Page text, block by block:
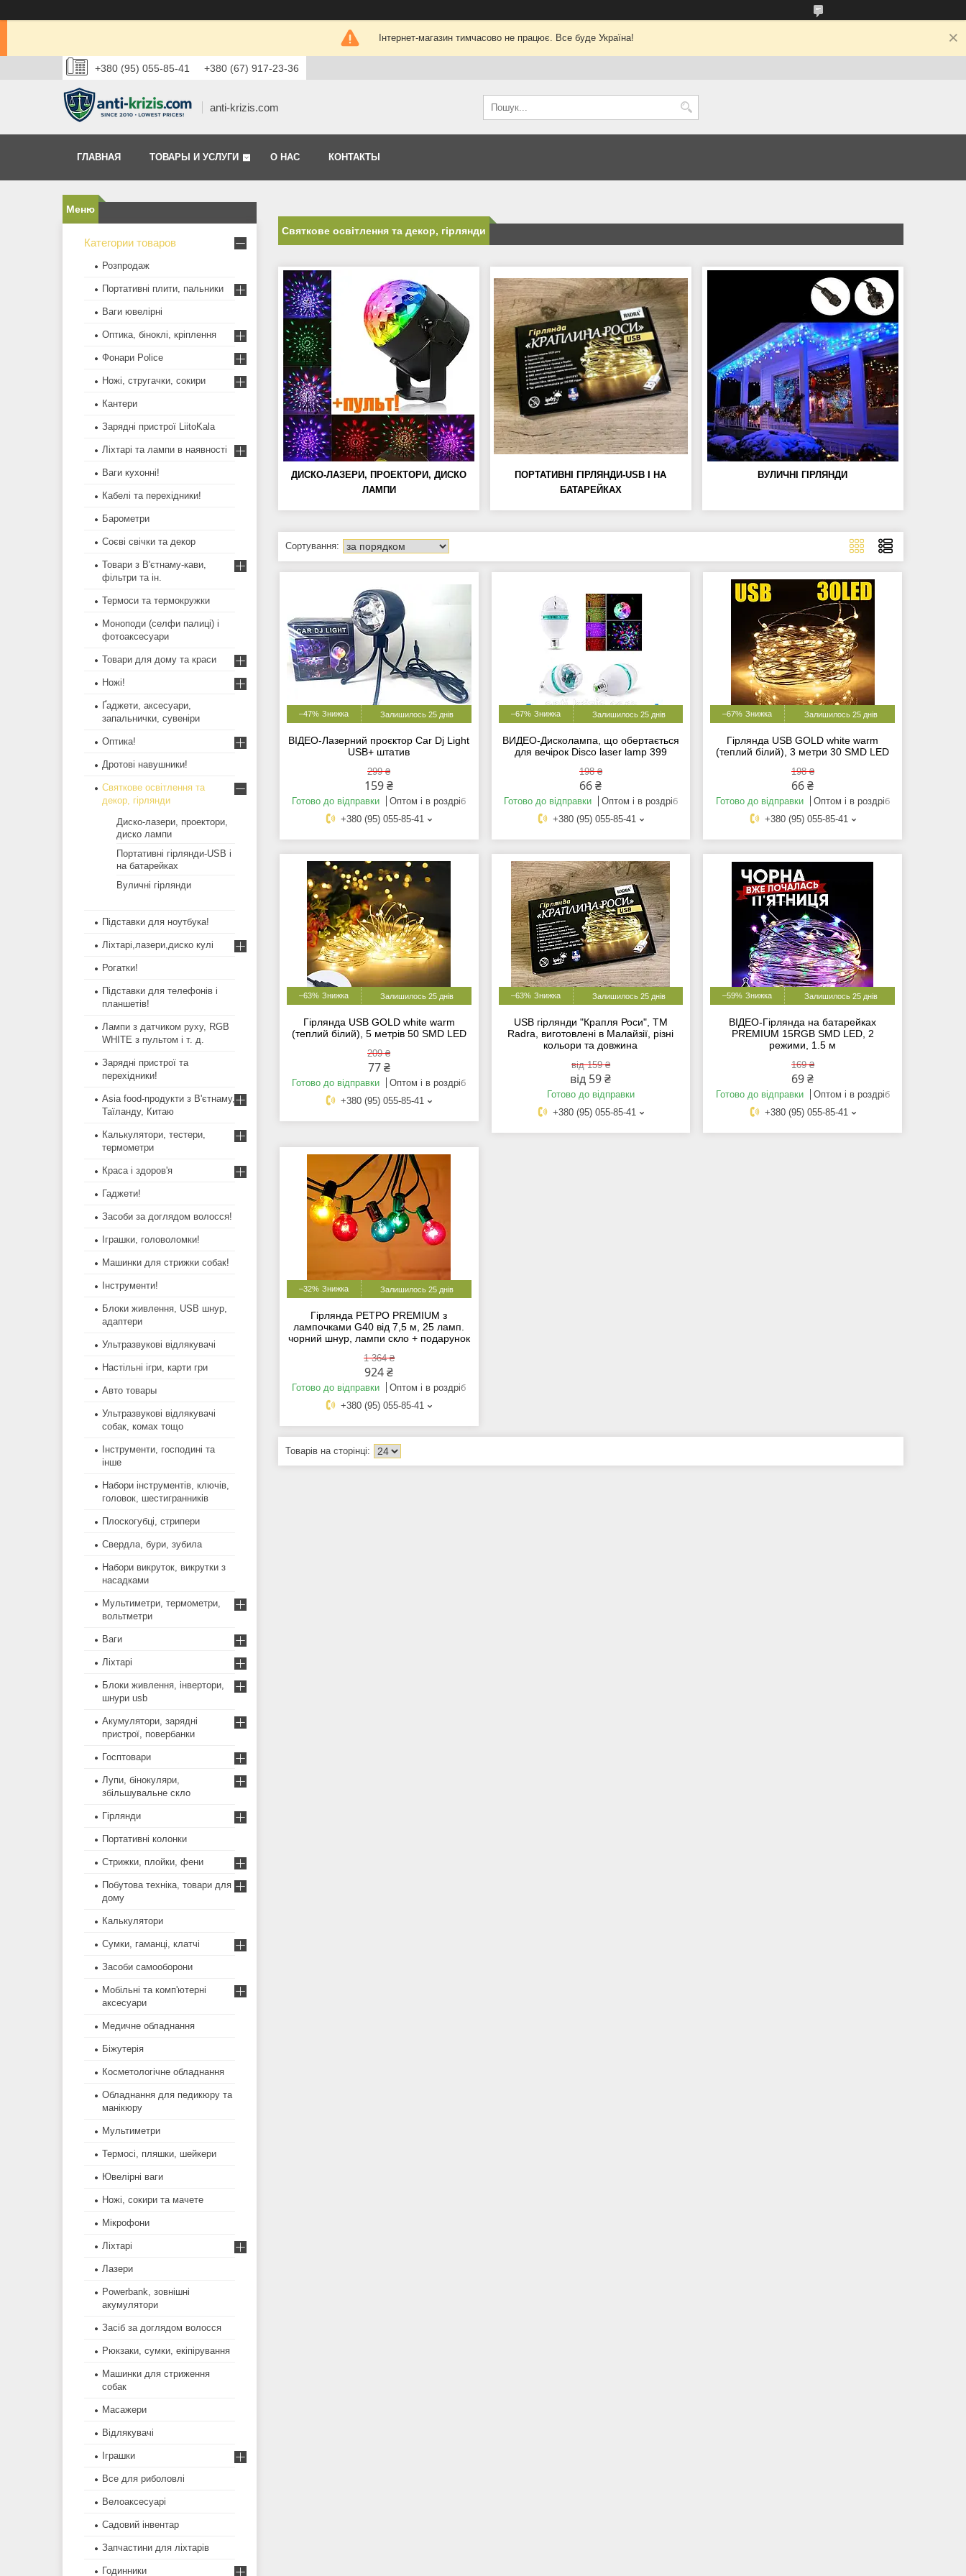
Інтернет-магазин тимчасово не працює. Все буде Україна!
+380 (95) 055-85-41 +380 (67) 917-23-36
anti-krizis.com
ГЛАВНАЯ ТОВАРЫ И УСЛУГИ О НАС КОНТАКТЫ
Святкове освітлення та декор, гірлянди
ДИСКО-ЛАЗЕРИ, ПРОЕКТОРИ, ДИСКО
ЛАМПИ
ПОРТАТИВНІ ГІРЛЯНДИ-USB І НА
БАТАРЕЙКАХ
ВУЛИЧНІ ГІРЛЯНДИ
–47% Залишилось 25 днів
ВІДЕО-Лазерний проєктор Car Dj Light
USB+ штатив
299 ₴
159 ₴
Готово до відправки
Оптом і в роздріб
+380 (95) 055-85-41
–67% Залишилось 25 днів
ВИДЕО-Дисколампа, що обертається
для вечірок Disco laser lamp 399
198 ₴
66 ₴
Готово до відправки
Оптом і в роздріб
+380 (95) 055-85-41
–67% Залишилось 25 днів
Гірлянда USB GOLD white warm
(теплий білий), 3 метри 30 SMD LED
198 ₴
66 ₴
Готово до відправки
Оптом і в роздріб
+380 (95) 055-85-41
–63% Залишилось 25 днів
Гірлянда USB GOLD white warm
(теплий білий), 5 метрів 50 SMD LED
209 ₴
77 ₴
Готово до відправки
Оптом і в роздріб
+380 (95) 055-85-41
–63% Залишилось 25 днів
USB гірлянди "Крапля Роси", ТМ
Radra, виготовлені в Малайзії, різні
кольори та довжина
від 159 ₴
від 59 ₴
Готово до відправки
+380 (95) 055-85-41
–59% Залишилось 25 днів
ВІДЕО-Гірлянда на батарейках
PREMIUM 15RGB SMD LED, 2
режими, 1.5 м
169 ₴
69 ₴
Готово до відправки
Оптом і в роздріб
+380 (95) 055-85-41
–32% Залишилось 25 днів
Гірлянда РЕТРО PREMIUM з
лампочками G40 від 7,5 м, 25 ламп.
чорний шнур, лампи скло + подарунок
1 364 ₴
924 ₴
Готово до відправки
Оптом і в роздріб
+380 (95) 055-85-41
Категории товаров
Розпродаж
Портативні плити, пальники
Ваги ювелірні
Оптика, біноклі, кріплення
Фонари Police
Ножі, стругачки, сокири
Кантери
Зарядні пристрої LiitoKala
Ліхтарі та лампи в наявності
Ваги кухонні!
Кабелі та перехідники!
Барометри
Соєві свічки та декор
Товари з В'єтнаму-кави,
фільтри та ін.
Термоси та термокружки
Моноподи (селфи палиці) і
фотоаксесуари
Товари для дому та краси
Ножі!
Ґаджети, аксесуари,
запальнички, сувеніри
Оптика!
Дротові навушники!
Святкове освітлення та
декор, гірлянди
Диско-лазери, проектори,
диско лампи
Портативні гірлянди-USB і
на батарейках
Вуличні гірлянди
Підставки для ноутбука!
Ліхтарі,лазери,диско кулі
Рогатки!
Підставки для телефонів і
планшетів!
Лампи з датчиком руху, RGB
WHITE з пультом і т. д.
Зарядні пристрої та
перехідники!
Asia food-продукти з В'єтнаму,
Таїланду, Китаю
Калькулятори, тестери,
термометри
Краса і здоров'я
Гаджети!
Засоби за доглядом волосся!
Іграшки, головоломки!
Машинки для стрижки собак!
Інструменти!
Блоки живлення, USB шнур,
адаптери
Ультразвукові відлякувачі
Настільні ігри, карти гри
Авто товары
Ультразвукові відлякувачі
собак, комах тощо
Інструменти, господині та
інше
Набори інструментів, ключів,
головок, шестигранників
Плоскогубці, стрипери
Свердла, бури, зубила
Набори викруток, викрутки з
насадками
Мультиметри, термометри,
вольтметри
Ваги
Ліхтарі
Блоки живлення, інвертори,
шнури usb
Акумулятори, зарядні
пристрої, повербанки
Госптовари
Лупи, бінокуляри,
збільшувальне скло
Гірлянди
Портативні колонки
Стрижки, плойки, фени
Побутова техніка, товари для
дому
Калькулятори
Сумки, гаманці, клатчі
Засоби самооборони
Мобільні та комп'ютерні
аксесуари
Медичне обладнання
Біжутерія
Косметологічне обладнання
Обладнання для педикюру та
манікюру
Мультиметри
Термосі, пляшки, шейкери
Ювелірні ваги
Ножі, сокири та мачете
Мікрофони
Ліхтарі
Лазери
Powerbank, зовнішні
акумулятори
Засіб за доглядом волосся
Рюкзаки, сумки, екіпірування
Машинки для стриження
собак
Масажери
Відлякувачі
Іграшки
Все для риболовлі
Велоаксесуарі
Садовий інвентар
Запчастини для ліхтарів
Годинники